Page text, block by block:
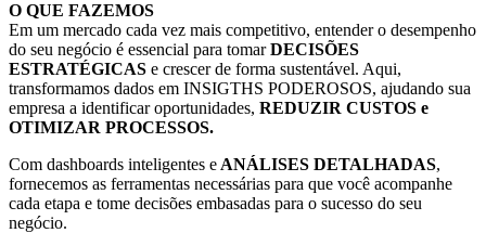
O QUE FAZEMOS
Em um mercado cada vez mais competitivo, entender o desempenho
do seu negócio é essencial para tomarDECISÕES
ESTRATÉGICAS e crescer de forma sustentável. Aqui,
transformamos dados em INSIGTHS PODEROSOS, ajudando sua
empresa a identificar oportunidades, REDUZIR CUSTOS e
OTIMIZAR PROCESSOS.
Com dashboards inteligentes e ANÁLISES DETALHADAS,
fornecemos as ferramentas necessárias para que você acompanhe
cada etapa e tome decisões embasadas para o sucesso do seu
negócio.